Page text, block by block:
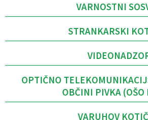
VARNOSTNI
STRANKARSKI
OPTIČNO
OBČINI PIVKA (OŠO
VARUHOV